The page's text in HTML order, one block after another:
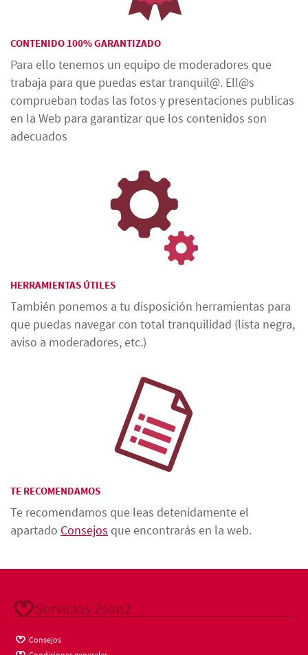
CONTENIDO 100% GARANTIZADO
Para ello tenemos un equipo de moderadores que
trabaja para que puedas estar tranquil@. Ell@s
comprueban todas las fotos y presentaciones publicas
en la Web para garantizar que los contenidos son
adecuados
HERRAMIENTAS ÚTILES
También ponemos a tu disposición herramientas para
que puedas navegar con total tranquilidad (lista negra,
aviso a moderadores, etc.)
TE RECOMENDAMOS
Te recomendamos que leas detenidamente el
apartado Consejos que encontrarás en la web.
Servicios 2son2
Consejos